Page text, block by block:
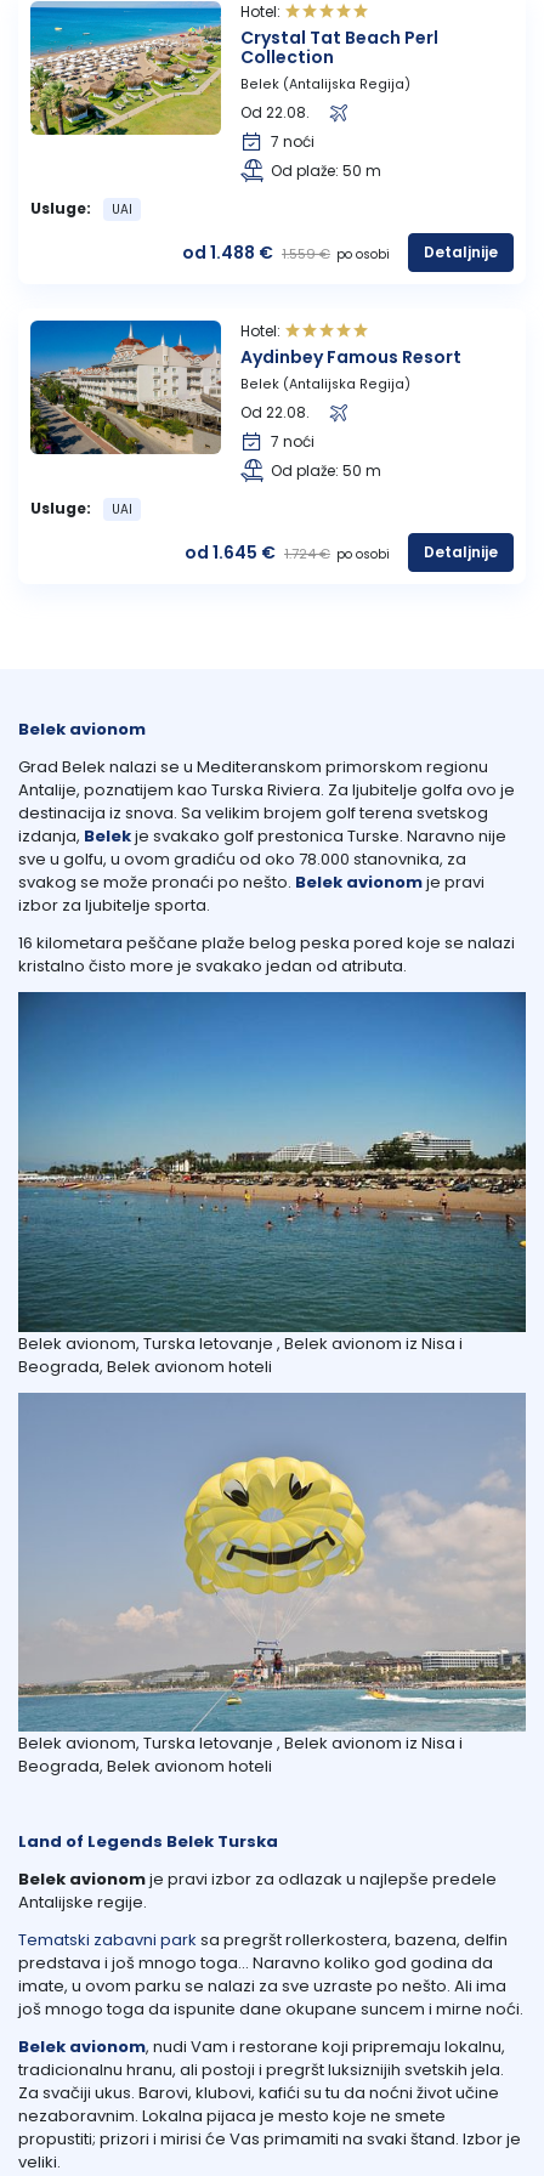
Hotel:
Crystal Tat Beach Perl
Collection
Belek (Antalijska Regija)
Od 22.08.
7 noći
Od plaže: 50 m
Usluge:
UAI
od 1.488 € 1.559 € po osobi Detaljnije
Hotel:
Aydinbey Famous Resort
Belek (Antalijska Regija)
Od 22.08.
7 noći
Od plaže: 50 m
Usluge:
UAI
od 1.645 € 1.724 € po osobi Detaljnije
Belek avionom
Grad Belek nalazi se u Mediteranskom primorskom regionu
Antalije, poznatijem kao Turska Riviera. Za ljubitelje golfa ovo je
destinacija iz snova. Sa velikim brojem golf terena svetskog
izdanja, Belekje svakako golf prestonica Turske. Naravno nije
sve u golfu, u ovom gradiću od oko 78.000 stanovnika, za
svakog se može pronaći po nešto. Belek avionomje pravi
izbor za ljubitelje sporta.
16 kilometara peščane plaže belog peska pored koje se nalazi
kristalno čisto more je svakako jedan od atributa.
Belek avionom, Turska letovanje , Belek avionom iz Nisa i
Beograda, Belek avionom hoteli
Belek avionom, Turska letovanje , Belek avionom iz Nisa i
Beograda, Belek avionom hoteli
Land of Legends Belek Turska
Belek avionomje pravi izbor za odlazak u najlepše predele
Antalijske regije.
Tematski zabavni park sa pregršt rollerkostera, bazena, delfin
predstava i još mnogo toga… Naravno koliko god godina da
imate, u ovom parku se nalazi za sve uzraste po nešto. Ali ima
još mnogo toga da ispunite dane okupane suncem i mirne noći.
Belek avionom, nudi Vam i restorane koji pripremaju lokalnu,
tradicionalnu hranu, ali postoji i pregršt luksiznijih svetskih jela.
Za svačiji ukus. Barovi, klubovi, kafići su tu da noćni život učine
nezaboravnim. Lokalna pijaca je mesto koje ne smete
propustiti; prizori i mirisi će Vas primamiti na svaki štand. Izbor je
veliki.